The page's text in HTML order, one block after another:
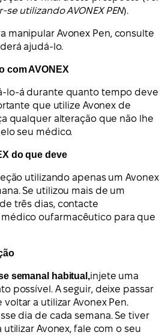
se utilizando AVONEX PEN).
manipular Avonex Pen, consulte
ajudá-lo.
com AVONEX
lo-á durante quanto tempo deve
que utilize Avonex de
qualquer alteração que não lhe
seu médico.
do que deve
utilizando apenas um Avonex
Se utilizou mais de um
três dias, contacte
oufarmacêutico para que
semanal habitual,injete uma
possível. A seguir, deixe passar
a utilizar Avonex Pen.
dia de cada semana. Se tiver
Avonex, fale com o seu